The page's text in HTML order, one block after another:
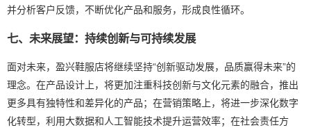
并分析客户反馈，不断优化产品和服务，形成良性循环。
七、未来展望：持续创新与可持续发展
面对未来，盈兴鞋服店将继续坚持“创新驱动发展，品质赢得未来”的
理念。在产品设计上，将更加注重科技创新与文化元素的融合，推出
更多具有独特性和差异化的产品；在营销策略上，将进一步深化数字
化转型，利用大数据和人工智能技术提升运营效率；在社会责任方